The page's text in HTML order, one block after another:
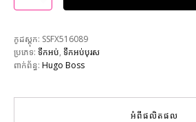
កូដស្តុក: SSFX516089
ប្រភេទ: ទឹកអប់, ទឹកអប់បុរស
ពាក់ព័ន្ធ: Hugo Boss
អំពីផលិតផល